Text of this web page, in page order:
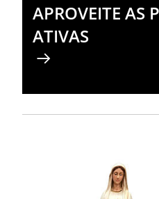
APROVEITE AS
ATIVAS